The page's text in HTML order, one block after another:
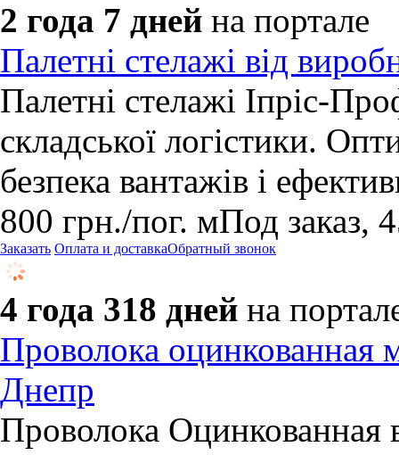
2 года 7 дней на портале
Палетні стелажі від
Палетні стелажі Іпріс-
складської логістики.
безпека вантажів і
800 грн./пог. мПод заказ,
Заказать Оплата и доставкаОбратный звонок
4 года 318 дней на
Проволока
Днепр
Проволока Оцинкованная